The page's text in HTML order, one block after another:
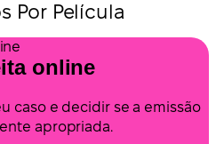
Por Película
online
caso e decidir se a emissão
apropriada.